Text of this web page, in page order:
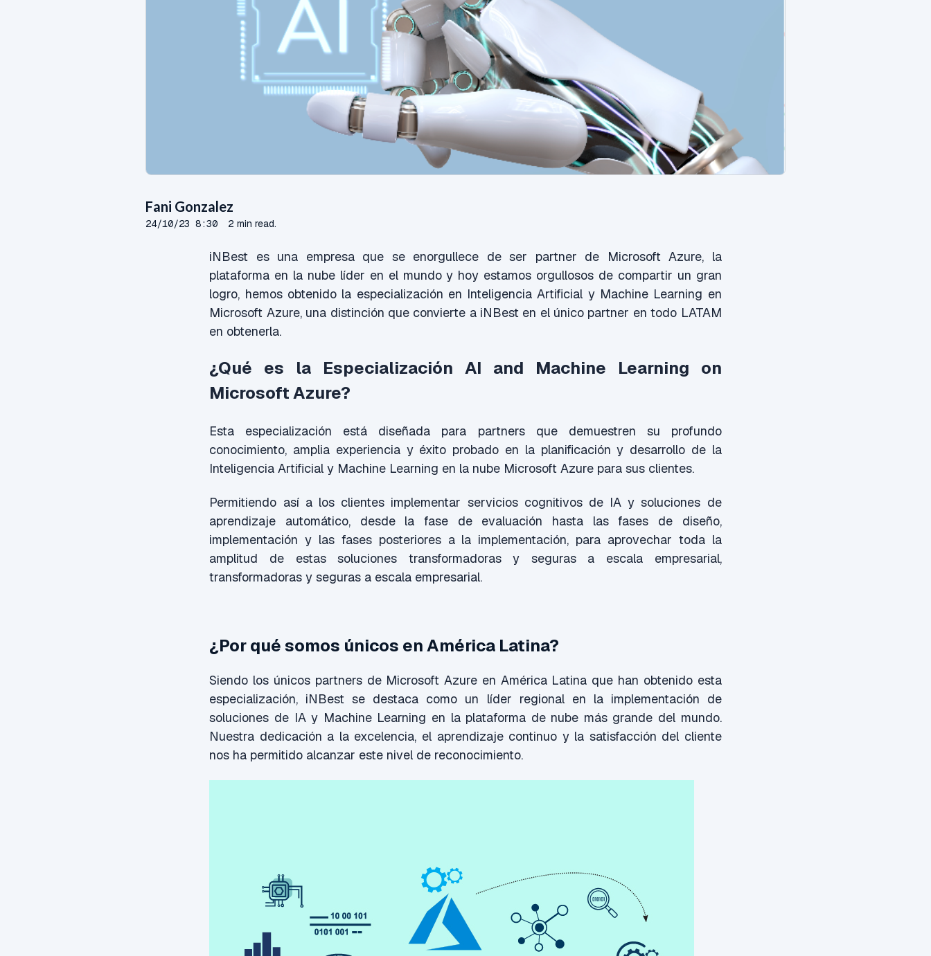
Fani Gonzalez
24/10/23 8:30 2 min read.
iNBest es una empresa que se enorgullece de ser partner de Microsoft Azure, la
plataforma en la nube líder en el mundo y hoy estamos orgullosos de compartir un gran
logro, hemos obtenido la especialización en Inteligencia Artificial y Machine Learning en
Microsoft Azure, una distinción que convierte a iNBest en el único partner en todo LATAM
en obtenerla.
¿Qué es la Especialización AI and Machine Learning on
Microsoft Azure?
Esta especialización está diseñada para partners que demuestren su profundo
conocimiento, amplia experiencia y éxito probado en la planificación y desarrollo de la
Inteligencia Artificial y Machine Learning en la nube Microsoft Azure para sus clientes.
Permitiendo así a los clientes implementar servicios cognitivos de IA y soluciones de
aprendizaje automático, desde la fase de evaluación hasta las fases de diseño,
implementación y las fases posteriores a la implementación, para aprovechar toda la
amplitud de estas soluciones transformadoras y seguras a escala empresarial,
transformadoras y seguras a escala empresarial.
¿Por qué somos únicos en América Latina?
Siendo los únicos partners de Microsoft Azure en América Latina que han obtenido esta
especialización, iNBest se destaca como un líder regional en la implementación de
soluciones de IA y Machine Learning en la plataforma de nube más grande del mundo.
Nuestra dedicación a la excelencia, el aprendizaje continuo y la satisfacción del cliente
nos ha permitido alcanzar este nivel de reconocimiento.